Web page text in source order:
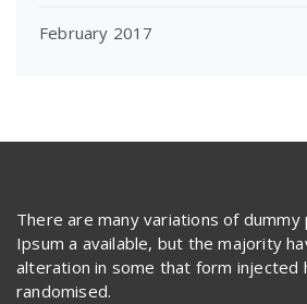
February 2017
There are many variations of
Ipsum a available, but the majority
alteration in some that form injected
randomised.